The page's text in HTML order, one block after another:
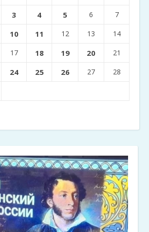
3 4 5 6 7
10 11 12 13 14
17 18 19 20 21
24 25 26 27 28